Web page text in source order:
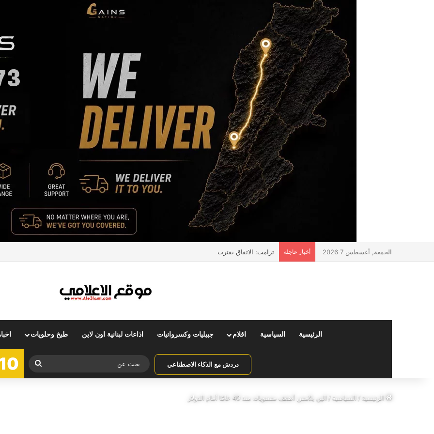
الجمعة, أغسطس 7 2026 أخبار عاجلة ترامب: الاتفاق يقترب
الرئيسية السياسية اقلام جبيليات وكسروانيات اذاعات لبنانية اون لاين طبخ وحلويات
دردش مع الذكاء الاصطناعي
بحث
عن
الرئيسية/ السياسية/ الين يلامس أضعف مستوياته منذ 40 عامًا أمام الدولار